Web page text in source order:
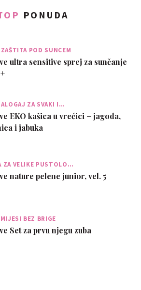
PONUDA
POD SUNCEM
ultra sensitive sprej za sunčanje
ZA SVAKI I…
EKO kašica u vrećici – jagoda,
i jabuka
ZA VELIKE PUSTOLO…
nature pelene junior, vel. 5
BEZ BRIGE
Set za prvu njegu zuba